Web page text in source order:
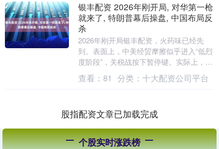
银丰配资 2026年刚开局, 对华第一枪
就来了, 特朗普幕后操盘, 中国布局反
杀
2026年刚开局银丰配资，火药味已经先
到。表面上，中美经贸摩擦似乎进入“低烈
度阶段”，关税战按下暂停键。实际上，战
场只是换了位置，手法更加隐蔽。美国没
有正面出手....
查看： 81 分类： 十大配资公司平台
股指配资文章已加载完成
个股实时涨跌榜